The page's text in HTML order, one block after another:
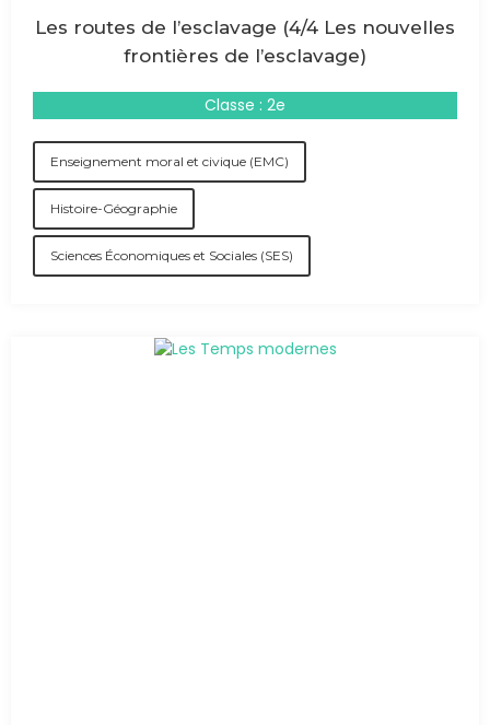
Les routes de l’esclavage (4/4 Les nouvelles
frontières de l’esclavage)
Classe : 2e
Enseignement moral et civique (EMC)
Histoire-Géographie
Sciences Économiques et Sociales (SES)